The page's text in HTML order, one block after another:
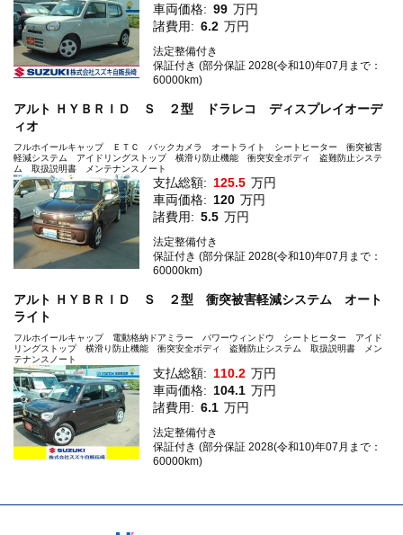
車両価格: 99 万円
諸費用: 6.2 万円
法定整備付き
保証付き (部分保証 2028(令和10)年07月まで：
60000km)
アルト ＨＹＢＲＩＤ Ｓ ２型 ドラレコ ディスプレイオーデ
ィオ
フルホイールキャップ ＥＴＣ バックカメラ オートライト シートヒーター 衝突被害
軽減システム アイドリングストップ 横滑り防止機能 衝突安全ボディ 盗難防止システ
ム 取扱説明書 メンテナンスノート
支払総額: 125.5 万円
車両価格: 120 万円
諸費用: 5.5 万円
法定整備付き
保証付き (部分保証 2028(令和10)年07月まで：
60000km)
アルト ＨＹＢＲＩＤ Ｓ ２型 衝突被害軽減システム オート
ライト
フルホイールキャップ 電動格納ドアミラー パワーウィンドウ シートヒーター アイド
リングストップ 横滑り防止機能 衝突安全ボディ 盗難防止システム 取扱説明書 メン
テナンスノート
支払総額: 110.2 万円
車両価格: 104.1 万円
諸費用: 6.1 万円
法定整備付き
保証付き (部分保証 2028(令和10)年07月まで：
60000km)